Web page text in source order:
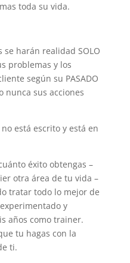
toda su vida.
harán realidad SOLO
problemas y los
según su PASADO
nunca sus acciones
está escrito y está en
éxito obtengas –
otra área de tu vida –
tratar todo lo mejor de
y
años como trainer.
tu hagas con la
ti.